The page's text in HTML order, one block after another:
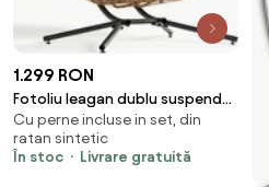
1.299 RON
Fotoliu leagan dublu suspendat
în formă de ou cu suport,
hamac pentru terasă,
balansoar pentru 2 persoane,
Cu perne incluse in set, din
ratan sintetic
În stoc
Livrare gratuită